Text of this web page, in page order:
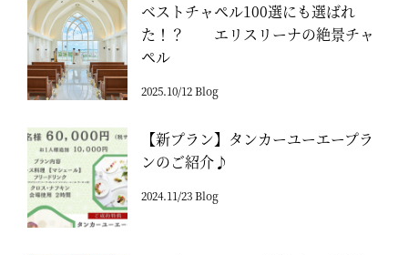
ベストチャペル100選にも選ばれ
た！？ エリスリーナの絶景チャ
ペル
2025.10/12 Blog
【新プラン】タンカーユーエープラ
ンのご紹介♪
2024.11/23 Blog